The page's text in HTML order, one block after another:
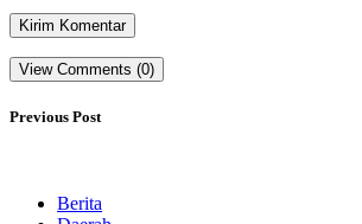
View Comments (0)
Previous Post
Berita